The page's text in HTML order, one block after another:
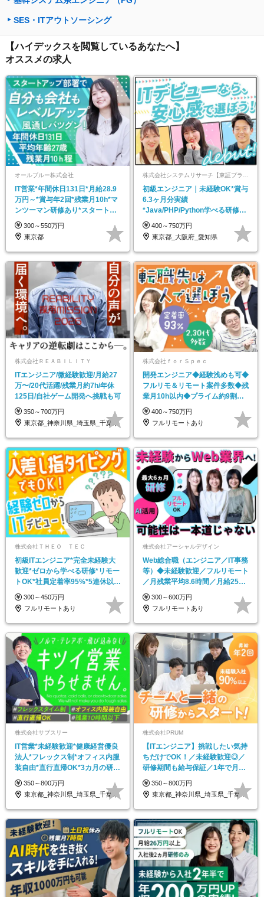
SES・ITアウトソーシング
【ハイデックスを閲覧しているあなたへ】
オススメの求人
オールブルー株式会社
IT営業*年間休日131日*月給28.9
万円～*賞与年2回*残業月10h*マ
ンツーマン研修あり*スタートア
ップ
300～550万円
東京都
初級エンジニア｜未経験OK*賞与
6.3ヶ月分実績
*Java/PHP/Python学べる研修*
定着率92%
400～750万円
東京都_大阪府_愛知県
株式会社ＲＥＡＢＩＬＩＴＹ
ITエンジニア/微経験歓迎/月給27
万〜/20代活躍/残業月約7h/年休
125日/自社ゲーム開発へ挑戦も可
350～700万円
東京都_神奈川県_埼玉県_千葉県
株式会社ｆｏｒＳｐｅｃ
開発エンジニア◆経験浅めも可◆
フルリモ＆リモート案件多数◆残
業月10h以内◆プライム約9割◆
年休130日
400～750万円
フルリモートあり
株式会社ＴＨＥＯ ＴＥＣ
初級ITエンジニア*完全未経験大
歓迎*ゼロから学べる研修*リモー
トOK*社員定着率95%*5連休以上
の休暇も
300～450万円
フルリモートあり
株式会社アーシャルデザイン
Web総合職（エンジニア／IT事務
等）◆未経験歓迎／フルリモート
／月残業平均8.6時間／月給25万
円以上
300～600万円
フルリモートあり
株式会社サブスリー
IT営業*未経験歓迎*健康経営優良
法⼈*フレックス制*オフィス内服
装自由*直行直帰OK*3カ月の研修
あり
350～800万円
東京都_神奈川県_埼玉県_千葉県
株式会社PRUM
【ITエンジニア】挑戦したい気持
ちだけでOK！／未経験歓迎◎／
研修期間も給与保証／1年で月給
4万円UP！
350～800万円
東京都_神奈川県_埼玉県_千葉県_新潟県